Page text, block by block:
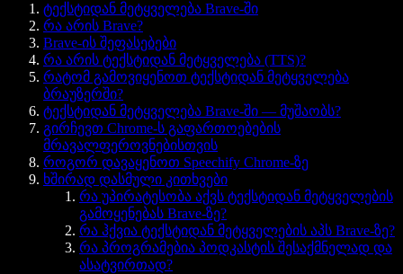
ტექსტიდან მეტყველება Brave-ში
რა არის Brave?
Brave-ის შეფასებები
რა არის ტექსტიდან მეტყველება (TTS)?
რატომ გამოვიყენოთ ტექსტიდან მეტყველება
ბრაუზერში?
ტექსტიდან მეტყველება Brave-ში — მუშაობს?
გირჩევთ Chrome-ს გაფართოებების
მრავალფეროვნებისთვის
როგორ დავაყენოთ Speechify Chrome-ზე
ხშირად დასმული კითხვები
რა უპირატესობა აქვს ტექსტიდან მეტყველების
გამოყენებას Brave-ზე?
რა ჰქვია ტექსტიდან მეტყველების აპს Brave-ზე?
რა პროგრამებია პოდკასტის შესაქმნელად და
ასატვირთად?